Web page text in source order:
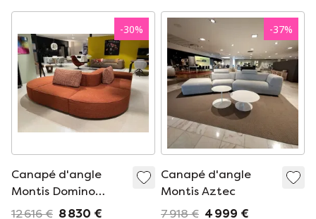
-30%
Canapé d'angle
Montis Domino
Elements
12 616 € 8 830 €
-37%
Canapé d'angle
Montis Aztec
7 918 € 4 999 €